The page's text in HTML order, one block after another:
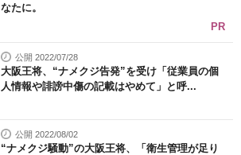
なたに。
PR
公開 2022/07/28
大阪王将、“ナメクジ告発”を受け「従業員の個
人情報や誹謗中傷の記載はやめて」と呼...
公開 2022/08/02
“ナメクジ騒動”の大阪王将、「衛生管理が足り